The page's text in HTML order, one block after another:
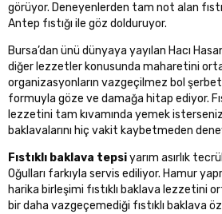
görüyor. Deneyenlerden tam not alan
Antep fıstığı ile göz dolduruyor.
Bursa’dan ünü dünyaya yayılan Hacı
diğer lezzetler konusunda maharetini
organizasyonların vazgeçilmez bol
formuyla göze ve damağa hitap ediyor.
lezzetini tam kıvamında yemek isterseniz
baklavalarını hiç vakit kaybetmeden
Fıstıklı baklava tepsiyarım asırlık
Oğulları farkıyla servis ediliyor. Hamur
harika birleşimi fıstıklı baklava lezzetini
bir daha vazgeçemediği fıstıklı baklava